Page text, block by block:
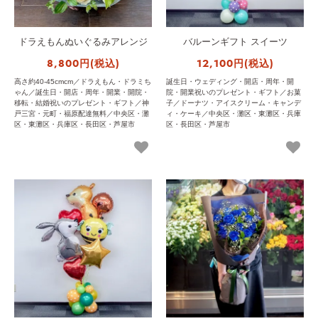
ドラえもんぬいぐるみアレンジ
8,800円(税込)
高さ約40-45cmcm／ドラえもん・ドラミち
ゃん／誕生日・開店・周年・開業・開院・
移転・結婚祝いのプレゼント・ギフト／神
戸三宮・元町・福原配達無料／中央区・灘
区・東灘区・兵庫区・長田区・芦屋市
バルーンギフト スイーツ
12,100円(税込)
誕生日・ウェディング・開店・周年・開
院・開業祝いのプレゼント・ギフト／お菓
子／ドーナツ・アイスクリーム・キャンデ
ィ・ケーキ／中央区・灘区・東灘区・兵庫
区・長田区・芦屋市